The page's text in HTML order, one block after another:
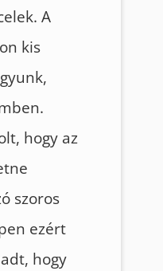
A
kis
hogy az
szoros
ezért
hogy